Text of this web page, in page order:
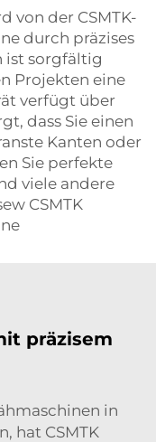
von der CSMTK-
durch präzises
ist sorgfältig
Projekten eine
verfügt über
dass Sie einen
Kanten oder
Sie perfekte
viele andere
CSMTK
präzisem
in
hat CSMTK